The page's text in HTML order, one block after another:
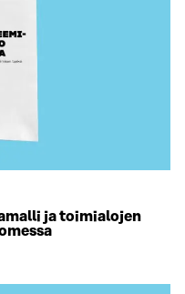
ja toimialojen